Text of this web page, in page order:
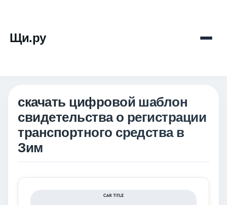
Щи.ру
скачать цифровой шаблон
свидетельства о регистрации
транспортного средства в
Зим